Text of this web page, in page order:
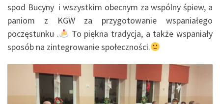
spod Bucyny i wszystkim obecnym za wspólny śpiew, a
paniom z KGW za przygotowanie wspaniałego
poczęstunku .
To piękna tradycja, a także wspaniały
sposób na zintegrowanie społeczności.